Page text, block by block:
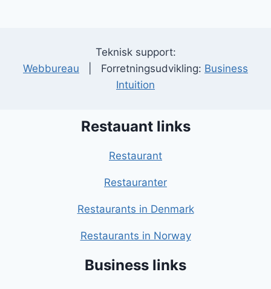
Teknisk support:
Webbureau | Forretningsudvikling: Business
Intuition
Restauant links
Restaurant
Restauranter
Restaurants in Denmark
Restaurants in Norway
Business links